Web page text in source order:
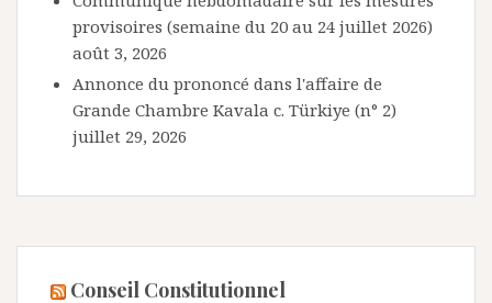
provisoires (semaine du 20 au 24 juillet 2026)
août 3, 2026
Annonce du prononcé dans l'affaire de
Grande Chambre Kavala c. Türkiye (n° 2)
juillet 29, 2026
Conseil Constitutionnel